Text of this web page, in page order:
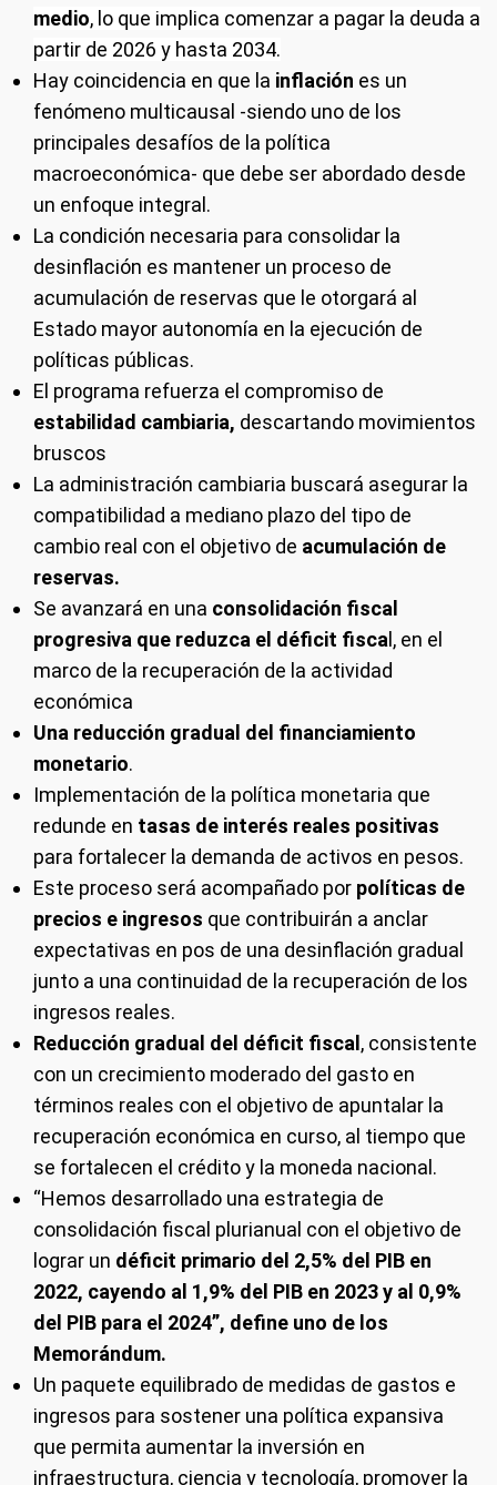
medio, lo que implica comenzar a pagar la deuda a
partir de 2026 y hasta 2034.
Hay coincidencia en que la inflación es un
fenómeno multicausal -siendo uno de los
principales desafíos de la política
macroeconómica- que debe ser abordado desde
un enfoque integral.
La condición necesaria para consolidar la
desinflación es mantener un proceso de
acumulación de reservas que le otorgará al
Estado mayor autonomía en la ejecución de
políticas públicas.
El programa refuerza el compromiso de
estabilidad cambiaria, descartando movimientos
bruscos
La administración cambiaria buscará asegurar la
compatibilidad a mediano plazo del tipo de
cambio real con el objetivo de acumulación de
reservas.
Se avanzará en una consolidación fiscal
progresiva que reduzca el déficit fisca l, en el
marco de la recuperación de la actividad
económica
Una reducción gradual del financiamiento
monetario.
Implementación de la política monetaria que
redunde en tasas de interés reales positivas
para fortalecer la demanda de activos en pesos.
Este proceso será acompañado por políticas de
precios e ingresos que contribuirán a anclar
expectativas en pos de una desinflación gradual
junto a una continuidad de la recuperación de los
ingresos reales.
Reducción gradual del déficit fiscal , consistente
con un crecimiento moderado del gasto en
términos reales con el objetivo de apuntalar la
recuperación económica en curso, al tiempo que
se fortalecen el crédito y la moneda nacional.
“Hemos desarrollado una estrategia de
consolidación fiscal plurianual con el objetivo de
lograr un déficit primario del 2,5% del PIB en
2022, cayendo al 1,9% del PIB en 2023 y al 0,9%
del PIB para el 2024”, define uno de los
Memorándum.
Un paquete equilibrado de medidas de gastos e
ingresos para sostener una política expansiva
que permita aumentar la inversión en
infraestructura, ciencia y tecnología, promover la